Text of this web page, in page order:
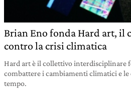
Brian Eno fonda Hard art,
contro la crisi climatica
Hard art è il collettivo interdisciplinare
combattere i cambiamenti climatici e
tempo.